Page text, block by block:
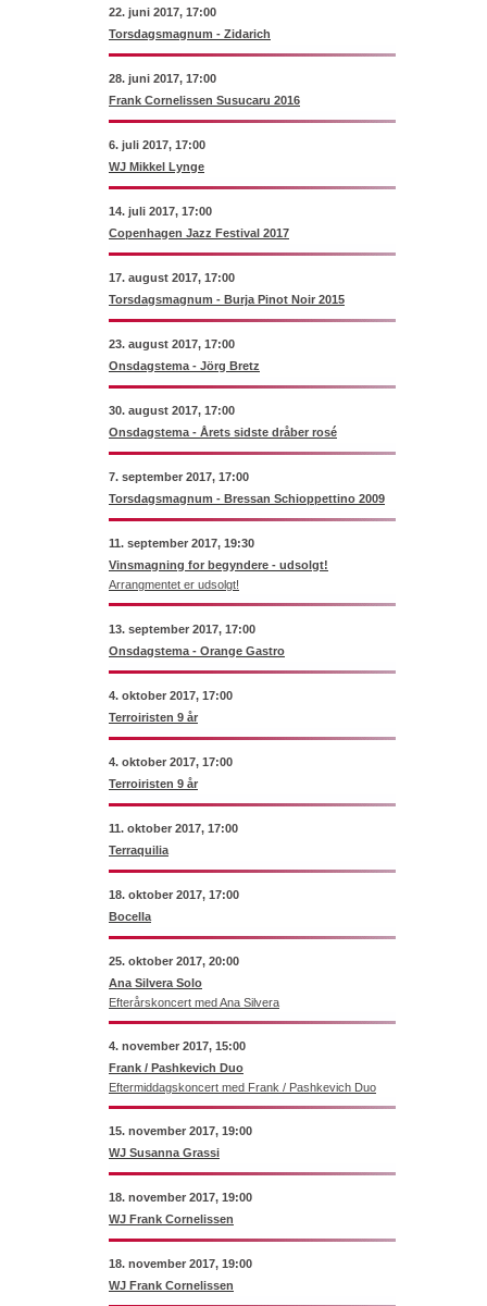
22. juni 2017, 17:00
Torsdagsmagnum - Zidarich
28. juni 2017, 17:00
Frank Cornelissen Susucaru 2016
6. juli 2017, 17:00
WJ Mikkel Lynge
14. juli 2017, 17:00
Copenhagen Jazz Festival 2017
17. august 2017, 17:00
Torsdagsmagnum - Burja Pinot Noir 2015
23. august 2017, 17:00
Onsdagstema - Jörg Bretz
30. august 2017, 17:00
Onsdagstema - Årets sidste dråber rosé
7. september 2017, 17:00
Torsdagsmagnum - Bressan Schioppettino 2009
11. september 2017, 19:30
Vinsmagning for begyndere - udsolgt!
Arrangmentet er udsolgt!
13. september 2017, 17:00
Onsdagstema - Orange Gastro
4. oktober 2017, 17:00
Terroiristen 9 år
4. oktober 2017, 17:00
Terroiristen 9 år
11. oktober 2017, 17:00
Terraquilia
18. oktober 2017, 17:00
Bocella
25. oktober 2017, 20:00
Ana Silvera Solo
Efterårskoncert med Ana Silvera
4. november 2017, 15:00
Frank / Pashkevich Duo
Eftermiddagskoncert med Frank / Pashkevich Duo
15. november 2017, 19:00
WJ Susanna Grassi
18. november 2017, 19:00
WJ Frank Cornelissen
18. november 2017, 19:00
WJ Frank Cornelissen